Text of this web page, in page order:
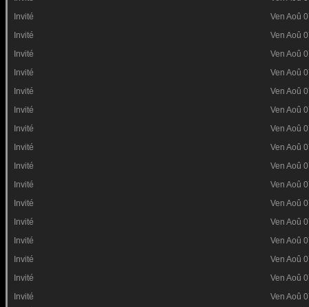
Invité
Ven Aoû
Invité
Ven Aoû
Invité
Ven Aoû
Invité
Ven Aoû
Invité
Ven Aoû
Invité
Ven Aoû
Invité
Ven Aoû
Invité
Ven Aoû
Invité
Ven Aoû
Invité
Ven Aoû
Invité
Ven Aoû
Invité
Ven Aoû
Invité
Ven Aoû
Invité
Ven Aoû
Invité
Ven Aoû
Invité
Ven Aoû